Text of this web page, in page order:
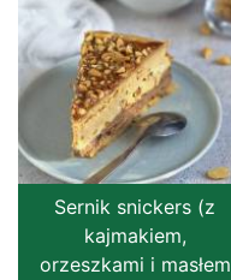
Sernik snickers (z
kajmakiem,
orzeszkami i masłem